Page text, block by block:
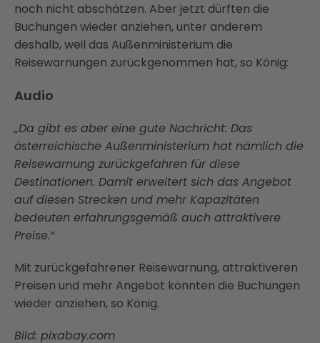
noch nicht abschätzen. Aber jetzt dürften die
Buchungen wieder anziehen, unter anderem
deshalb, weil das Außenministerium die
Reisewarnungen zurückgenommen hat, so König:
Audio
„Da gibt es aber eine gute Nachricht: Das
österreichische Außenministerium hat nämlich die
Reisewarnung zurückgefahren für diese
Destinationen. Damit erweitert sich das Angebot
auf diesen Strecken und mehr Kapazitäten
bedeuten erfahrungsgemäß auch attraktivere
Preise.“
Mit zurückgefahrener Reisewarnung, attraktiveren
Preisen und mehr Angebot könnten die Buchungen
wieder anziehen, so König.
Bild: pixabay.com